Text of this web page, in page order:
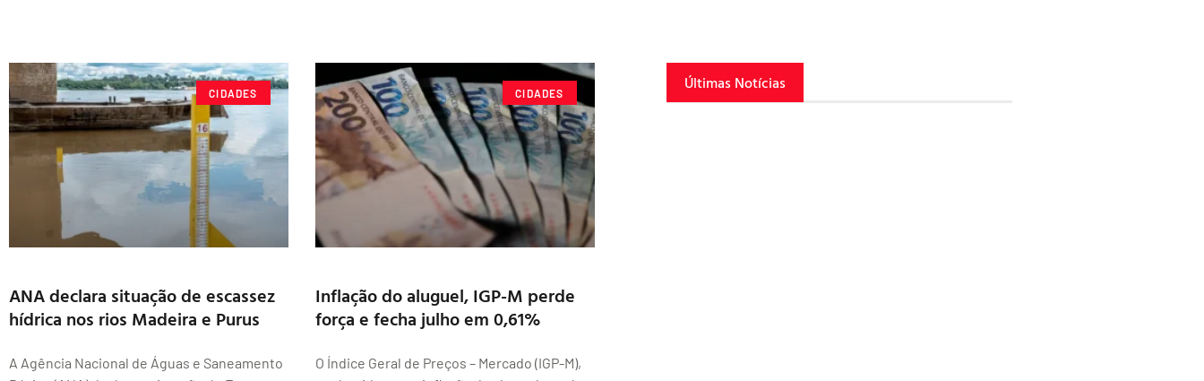
CIDADES
ANA declara situação de escassez
hídrica nos rios Madeira e Purus
A Agência Nacional de Águas e Saneamento
CIDADES
Inflação do aluguel, IGP-M perde
força e fecha julho em 0,61%
O Índice Geral de Preços – Mercado (IGP-M),
Últimas Notícias